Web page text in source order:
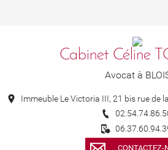
Cabinet Céline
Avocat à
Immeuble Le Victoria III, 21 bis rue de
CONTACTEZ-